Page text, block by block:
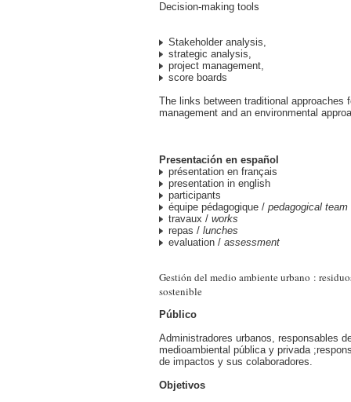
Decision-making tools
Stakeholder analysis,
strategic analysis,
project management,
score boards
The links between traditional approaches
management and an environmental
Presentación en español
présentation en français
presentation in english
participants
équipe pédagogique / pedagogical team
travaux / works
repas / lunches
evaluation / assessment
Gestión del medio ambiente urbano :
sostenible
Público
Administradores urbanos, responsables
medioambiental pública y privada
de impactos y sus colaboradores.
Objetivos